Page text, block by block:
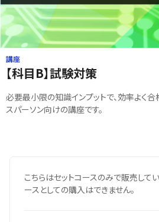
講座
【科目B】試験対策
必要最小限の知識インプットで、効率よく
スパーソン向けの講座です。
こちらはセットコースのみで販売して
ースとしての購入はできません。